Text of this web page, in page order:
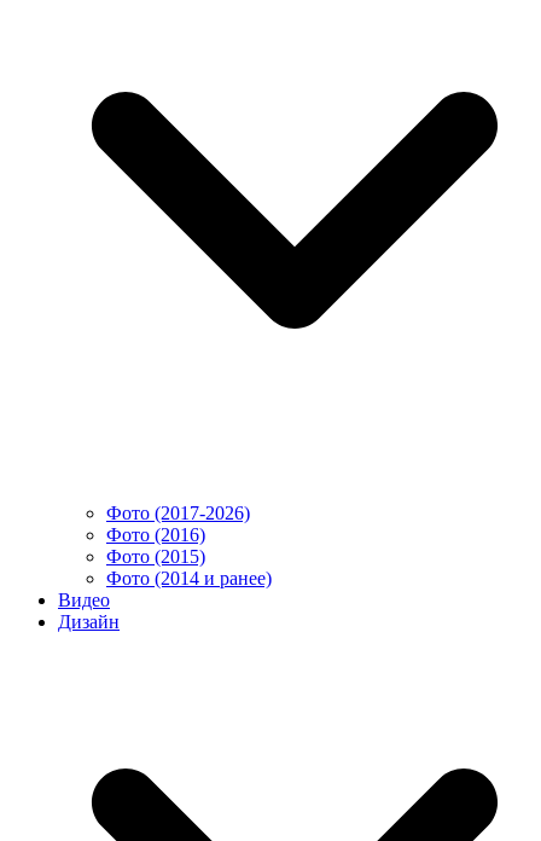
Фото (2017-2026)
Фото (2016)
Фото (2015)
Фото (2014 и ранее)
Видео
Дизайн